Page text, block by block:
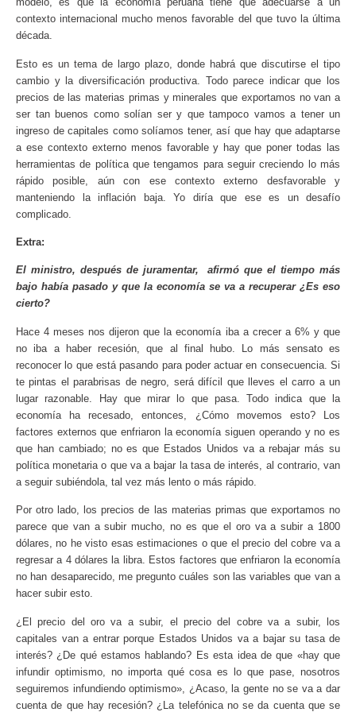
contexto internacional mucho menos favorable del que tuvo la última
década.
Esto es un tema de largo plazo, donde habrá que discutirse el tipo
cambio y la diversificación productiva. Todo parece indicar que los
precios de las materias primas y minerales que exportamos no van a
ser tan buenos como solían ser y que tampoco vamos a tener un
ingreso de capitales como solíamos tener, así que hay que adaptarse
a ese contexto externo menos favorable y hay que poner todas las
herramientas de política que tengamos para seguir creciendo lo más
rápido posible, aún con ese contexto externo desfavorable y
manteniendo la inflación baja. Yo diría que ese es un desafío
complicado.
Extra:
El ministro, después de juramentar, afirmó que el tiempo más
bajo había pasado y que la economía se va a recuperar ¿Es eso
cierto?
Hace 4 meses nos dijeron que la economía iba a crecer a 6% y que
no iba a haber recesión, que al final hubo. Lo más sensato es
reconocer lo que está pasando para poder actuar en consecuencia. Si
te pintas el parabrisas de negro, será difícil que lleves el carro a un
lugar razonable. Hay que mirar lo que pasa.Todo indica que la
economía ha recesado, entonces, ¿Cómo movemos esto? Los
factores externos que enfriaron la economía siguen operando y no es
que han cambiado; no es que Estados Unidos va a rebajar más su
política monetaria o que va a bajar la tasa de interés, al contrario, van
a seguir subiéndola, tal vez más lento o más rápido.
Por otro lado, los precios de las materias primas que exportamos no
parece que van a subir mucho, no es que el oro va a subir a 1800
dólares, no he visto esas estimaciones o que el precio del cobre va a
regresar a 4 dólares la libra. Estos factores que enfriaron la economía
no han desaparecido, me pregunto cuáles son las variables que van a
hacer subir esto.
¿El precio del oro va a subir, el precio del cobre va a subir, los
capitales van a entrar porque Estados Unidos va a bajar su tasa de
interés? ¿De qué estamos hablando? Es esta idea de que «hay que
infundir optimismo, no importa qué cosa es lo que pase, nosotros
seguiremos infundiendo optimismo», ¿Acaso, la gente no se va a dar
cuenta de que hay recesión? ¿La telefónica no se da cuenta que se